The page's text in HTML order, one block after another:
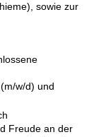
sowie zur
w/d) und
Freude an der